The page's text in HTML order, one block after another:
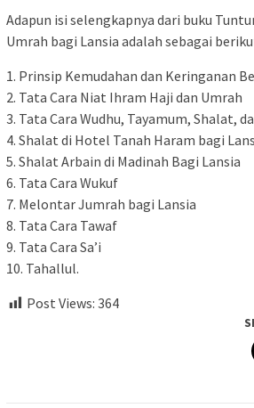
Adapun isi selengkapnya dari buku
Umrah bagi Lansia adalah sebagai
1. Prinsip Kemudahan dan Keringanan
2. Tata Cara Niat Ihram Haji dan Umrah
3. Tata Cara Wudhu, Tayamum, Shalat,
4. Shalat di Hotel Tanah Haram bagi
5. Shalat Arbain di Madinah Bagi Lansia
6. Tata Cara Wukuf
7. Melontar Jumrah bagi Lansia
8. Tata Cara Tawaf
9. Tata Cara Sa’i
10. Tahallul.
Post Views: 364